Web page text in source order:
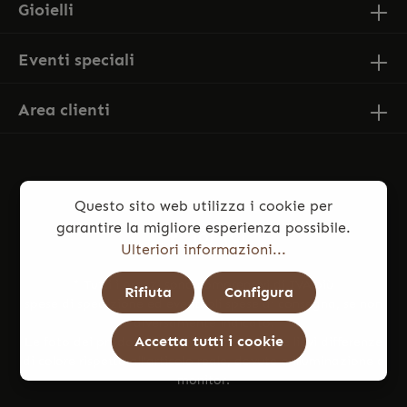
Gioielli
Eventi speciali
Area clienti
* Tutti i prezzi sono comprensivi di IVA più
spese di spedizione
ed eventuali spese di consegna, se non
diversamente indicato.
Le foto dei prodotti potrebbero presentare lievi differenze
di colore rispetto all’articolo reale, dovute a illuminazione e
monitor.
Questo sito web utilizza i cookie per
garantire la migliore esperienza possibile.
Ulteriori informazioni...
Rifiuta Configura
Accetta tutti i cookie